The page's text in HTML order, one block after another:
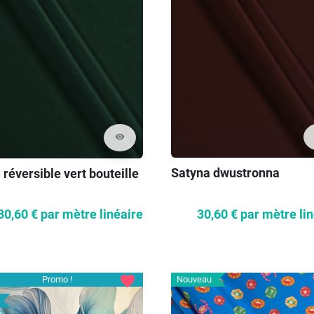
visibility
réversible vert bouteille
€ par mètre linéaire
Satyna dwustronna
30,60 € par mètre
Promo !
favorite Nouveau